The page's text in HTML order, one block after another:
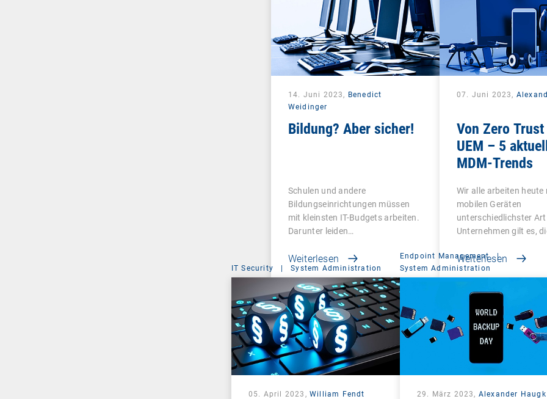
14. Juni 2023, Benedict
Weidinger
Bildung? Aber sicher!
Schulen und andere
Bildungseinrichtungen müssen
mit kleinsten IT-Budgets arbeiten.
Darunter leiden…
Weiterlesen
07. Juni 2023,
Von Zero
UEM – 5
MDM-Trends
Wir alle arbeiten heute
mobilen Geräten
unterschiedlichster
Unternehmen gilt es,
Weiterlesen
IT Security | System Administration
05. April 2023, William Fendt
Endpoint Management
|
System Administration
29. März 2023, Alexander Haugk